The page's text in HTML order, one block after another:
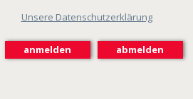
Unsere Datenschutzerklärung